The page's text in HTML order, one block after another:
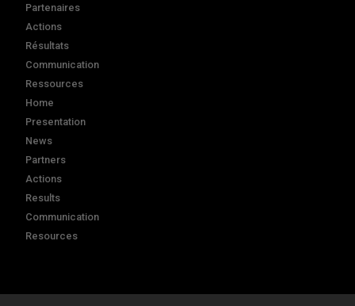
Partenaires
Actions
Résultats
Communication
Ressources
Home
Presentation
News
Partners
Actions
Results
Communication
Resources